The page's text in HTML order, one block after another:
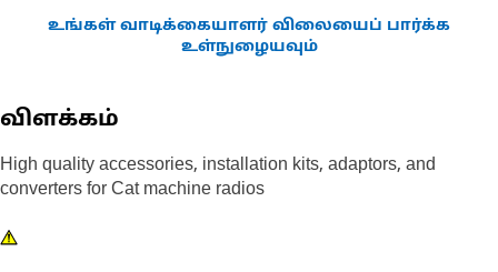
உங்கள் வாடிக்கையாளர் விலையைப் பார்க்க
உள்நுழையவும்
விளக்கம்
High quality accessories, installation kits, adaptors, and
converters for Cat machine radios